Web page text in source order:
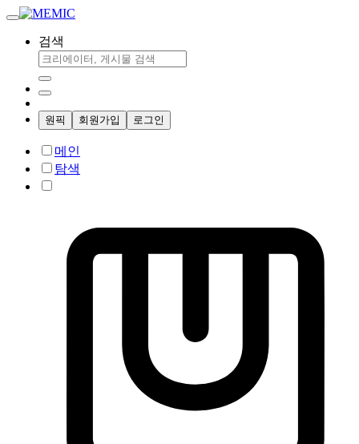
검색
원픽 회원가입 로그인
메인
탐색